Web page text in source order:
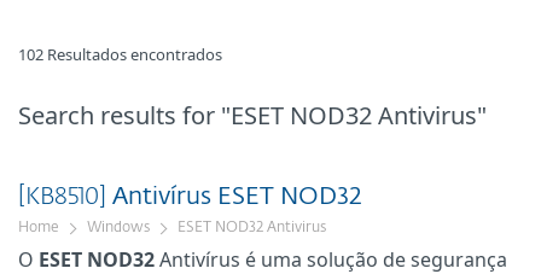
102 Resultados encontrados
Search results for "ESET NOD32 Antivirus"
[KB8510] Antivírus ESET NOD32
Home Windows ESET NOD32 Antivirus
O ESET NOD32Antivírus é uma solução de segurança